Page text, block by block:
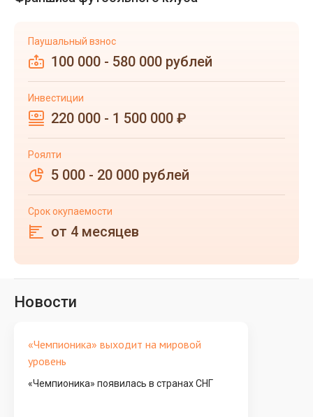
Паушальный взнос
100 000 - 580 000 рублей
Инвестиции
220 000 - 1 500 000 ₽
Роялти
5 000 - 20 000 рублей
Срок окупаемости
от 4 месяцев
Новости
«Чемпионика» выходит на мировой
уровень
«Чемпионика» появилась в странах СНГ